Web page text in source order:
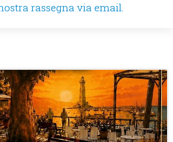
rassegna via email.